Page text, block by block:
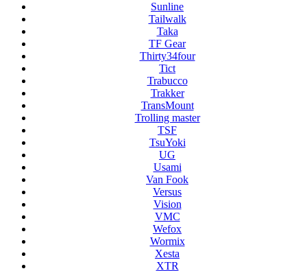
Sunline
Tailwalk
Taka
TF Gear
Thirty34four
Tict
Trabucco
Trakker
TransMount
Trolling master
TSF
TsuYoki
UG
Usami
Van Fook
Versus
Vision
VMC
Wefox
Wormix
Xesta
XTR